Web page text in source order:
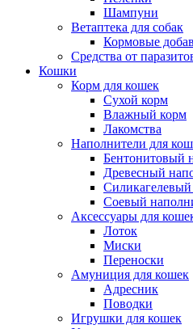
Шампуни
Ветаптека для собак
Кормовые
Средства от
Кошки
Корм для кошек
Сухой корм
Влажный корм
Лакомства
Наполнители для
Бентонитовый
Древесный
Соевый
Аксессуары для
Лоток
Миски
Переноски
Амуниция для кошек
Адресник
Поводки
Игрушки для кошек